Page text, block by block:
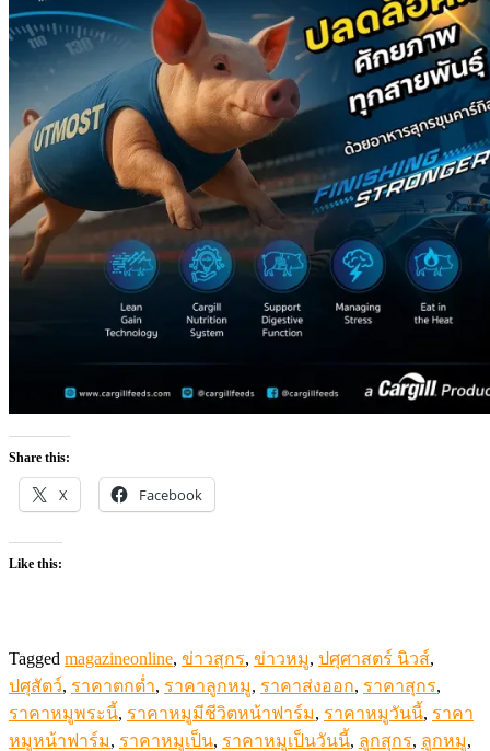
Share this:
X Facebook
Like this:
Tagged magazineonline, ข่าวสุกร, ข่าวหมู, ปศุศาสตร์ นิวส์,
ปศุสัตว์, ราคาตกต่ำ, ราคาลูกหมู, ราคาส่งออก, ราคาสุกร,
ราคาหมูพระนี้, ราคาหมูมีชีวิตหน้าฟาร์ม, ราคาหมูวันนี้, ราคา
หมูหน้าฟาร์ม, ราคาหมูเป็น, ราคาหมูเป็นวันนี้, ลูกสุกร, ลูกหมู,